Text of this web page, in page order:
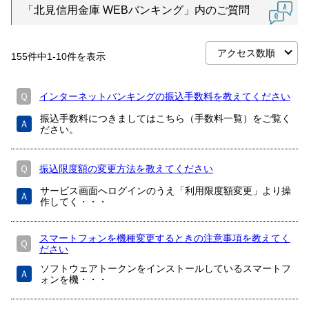
「北見信用金庫 WEBバンキング」内のご質問
155件中1-10件を表示
Ｑ インターネットバンキングの振込手数料を教えてください
Ａ
振込手数料につきましてはこちら（手数料一覧）をご覧く
ださい。
Ｑ 振込限度額の変更方法を教えてください
Ａ
サービス画面へログインのうえ「利用限度額変更」より操
作してく・・・
Ｑ
スマートフォンを機種変更するときの注意事項を教えてく
ださい
Ａ
ソフトウェアトークンをインストールしているスマートフ
ォンを機・・・